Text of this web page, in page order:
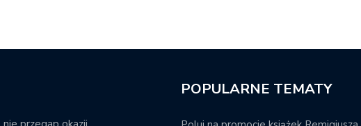
POPULARNE TEMATY